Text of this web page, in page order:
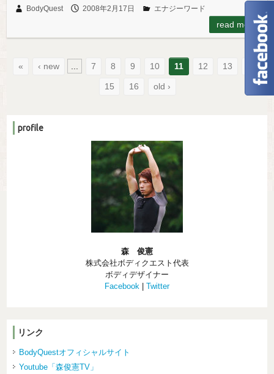
BodyQuest 2008年2月17日 エナジーワード
read more
« ‹ new 7 8 9 10 11 12 13
15 16 old ›
profile
森 俊憲
株式会社ボディクエスト代表
ボディデザイナー
Facebook
Twitter
リンク
BodyQuestオフィシャルサイト
Youtube「森俊憲TV」